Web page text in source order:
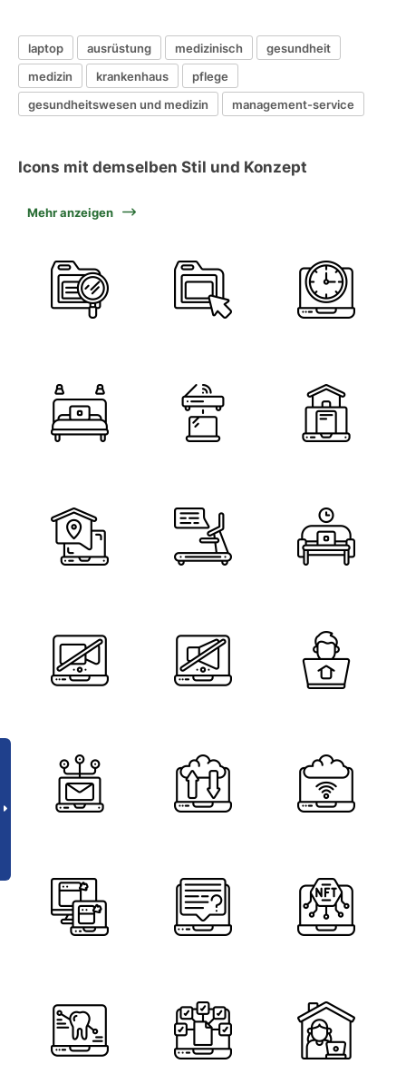
laptop ausrüstung medizinisch
gesundheit
medizin
krankenhaus
pflege
gesundheitswesen und medizin
management-service
Icons mit demselben Stil und Konzept
Mehr anzeigen